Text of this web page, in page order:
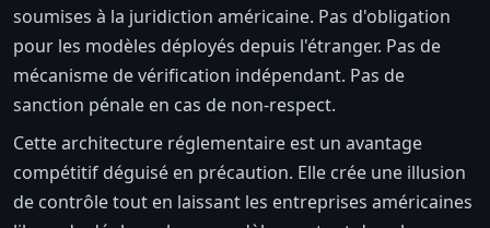
soumises à la juridiction américaine. Pas d'obligation
pour les modèles déployés depuis l'étranger. Pas de
mécanisme de vérification indépendant. Pas de
sanction pénale en cas de non-respect.
Cette architecture réglementaire est un avantage
compétitif déguisé en précaution. Elle crée une illusion
de contrôle tout en laissant les entreprises américaines